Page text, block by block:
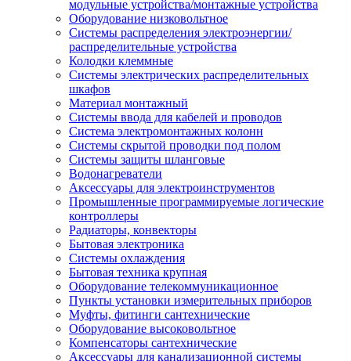
модульные устройства/монтажные устройства
Оборудование низковольтное
Системы распределения электроэнергии/
распределительные устройства
Колодки клеммные
Системы электрических распределительных
шкафов
Материал монтажный
Системы ввода для кабелей и проводов
Система электромонтажных колонн
Системы скрытой проводки под полом
Системы защиты шланговые
Водонагреватели
Аксессуары для электроинструментов
Промышленные программируемые логические
контроллеры
Радиаторы, конвекторы
Бытовая электроника
Системы охлаждения
Бытовая техника крупная
Оборудование телекоммуникационное
Пункты установки измерительных приборов
Муфты, фитинги сантехнические
Оборудование высоковольтное
Компенсаторы сантехнические
Аксессуары для канализационной системы